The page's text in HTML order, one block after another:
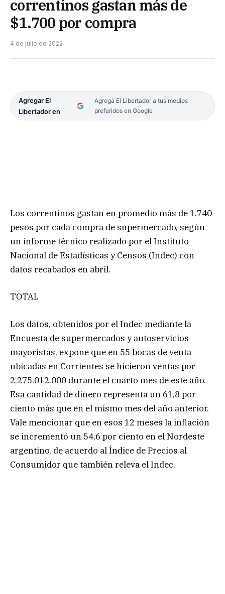
correntinos gastan más de
$1.700 por compra
4 de julio de 2022
Agregar El
Libertador en
Agrega El Libertador a tus medios
preferidos en Google
Los correntinos gastan en promedio más de 1.740
pesos por cada compra de supermercado, según
un informe técnico realizado por el Instituto
Nacional de Estadísticas y Censos (Indec) con
datos recabados en abril.
TOTAL
Los datos, obtenidos por el Indec mediante la
Encuesta de supermercados y autoservicios
mayoristas, expone que en 55 bocas de venta
ubicadas en Corrientes se hicieron ventas por
2.275.012.000 durante el cuarto mes de este año.
Esa cantidad de dinero representa un 61,8 por
ciento más que en el mismo mes del año anterior.
Vale mencionar que en esos 12 meses la inflación
se incrementó un 54,6 por ciento en el Nordeste
argentino, de acuerdo al Índice de Precios al
Consumidor que también releva el Indec.